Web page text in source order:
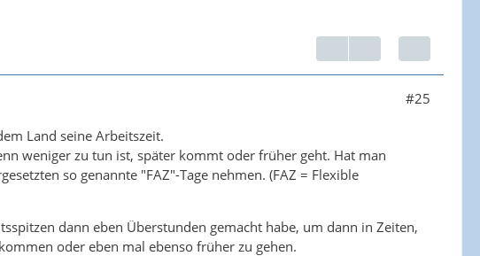
#25
Land seine Arbeitszeit.
weniger zu tun ist, später kommt oder früher geht. Hat man
so genannte "FAZ"-Tage nehmen. (FAZ = Flexible
dann eben Überstunden gemacht habe, um dann in Zeiten,
oder eben mal ebenso früher zu gehen.